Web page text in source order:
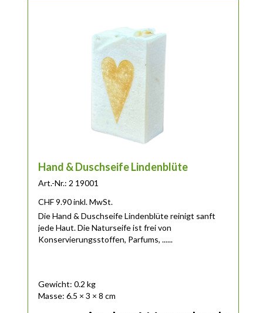
Hand & Duschseife Lindenblüte
Art.-Nr.: 2 19001
CHF9.90 inkl. MwSt.
Die Hand & Duschseife Lindenblüte reinigt sanft
jede Haut. Die Naturseife ist frei von
Konservierungsstoffen, Parfums, ......
Gewicht: 0.2 kg
Masse: 6.5 × 3 × 8 cm